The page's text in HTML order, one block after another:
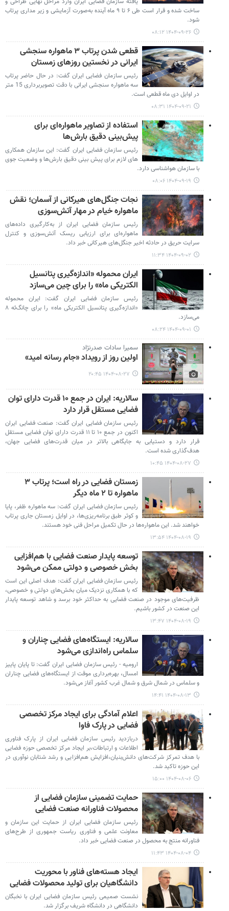
ساخت شده و قرار است طی ۶ تا ۹ ماه آینده به‌صورت آزمایشی و زیر مداری پرتاب
شود.
۱۴۰۴-۰۹-۲۶ ۰۸:۱۲
قطعی شدن پرتاب ۳ ماهواره سنجشی
ایرانی در نخستین روزهای زمستان
رئیس سازمان فضایی ایران گفت: در حال حاضر پرتاب
سه ماهواره سنجشی ایرانی با دقت تصویربرداری 15 متر
در اوایل دی ماه قطعی است.
۱۴۰۴-۰۹-۲۱ ۰۸:۳۱
استفاده از تصاویر ماهواره‌ای برای
پیش‌بینی دقیق بارش‌ها
رئیس سازمان فضایی ایران گفت: این سازمان همکاری
های لازم برای پیش بینی دقیق بارش‌ها و وضعیت جوی
با سازمان هواشناسی دارد.
۱۴۰۴-۰۹-۱۹ ۰۸:۰۶
نجات جنگل‌های هیرکانی از آسمان؛ نقش
ماهواره‌ خیام در مهار آتش‌سوزی
رئیس سازمان فضایی ایران از به‌کارگیری داده‌های
ماهواره‌ای برای ارزیابی ریسک آتش‌سوزی و کنترل
سرایت حریق در حادثه اخیر جنگل‌های هیرکانی خبر داد.
۱۴۰۴-۰۹-۰۲ ۱۱:۳۴
ایران محموله «اندازه‌گیری پتانسیل
الکتریکی ماه» را برای چین می‌سازد
رئیس سازمان فضایی ایران گفت: ایران محموله
«اندازه‌گیری پتانسیل الکتریکی ماه» را برای چانگ‌ئه ۸
می‌سازد.
۱۴۰۴-۰۹-۰۱ ۰۸:۲۴
سمیرا سادات صدرنژاد
اولین روز از رویداد «جام رسانه امید»
۱۴۰۴-۰۸-۲۷ ۲۰:۴۵
سالاریه: ایران در جمع ۱۰ قدرت دارای توان
فضایی مستقل قرار دارد
رئیس سازمان فضایی ایران گفت: صنعت فضایی ایران
اکنون در جمع ۱۰ تا ۱۱ قدرت دارای توان فضایی مستقل
قرار دارد و دستیابی به جایگاهی بالاتر در میان قدرت‌های فضایی جهان،
هدف‌گذاری شده است.
۱۴۰۴-۰۸-۲۷ ۱۰:۴۵
زمستان فضایی در راه است؛ پرتاب ۳
ماهواره تا ۲ ماه دیگر
رئیس سازمان فضایی ایران گفت: سه ماهواره ظفر، پایا
و کوثر طبق برنامه‌ریزی‌ها، در اوایل زمستان جاری پرتاب
خواهند شد. این ماهواره‌ها در حال تکمیل مراحل فنی خود هستند.
۱۴۰۴-۰۸-۱۹ ۱۳:۵۴
توسعه پایدار صنعت فضایی با هم‌افزایی
بخش خصوصی و دولتی ممکن می‌شود
رئیس سازمان فضایی ایران گفت: هدف اصلی این است
که با همکاری نزدیک میان بخش‌های دولتی و خصوصی،
ظرفیت‌های موجود در صنعت فضایی به حداکثر خود برسد و شاهد توسعه پایدار
این صنعت در کشور باشیم.
۱۴۰۴-۰۸-۱۹ ۱۳:۴۷
سالاریه: ایستگاه‌های فضایی چناران و
سلماس راه‌اندازی می‌شود
ارومیه - رئیس سازمان فضایی ایران گفت: تا پایان پاییز
امسال، بهره‌برداری موقت از ایستگاه‌های فضایی چناران
و سلماس در شمال شرق و شمال غرب کشور آغاز می‌شود.
۱۴۰۴-۰۸-۱۳ ۱۴:۴۱
اعلام آمادگی برای ایجاد مرکز تخصصی
فضایی در پارک فاوا
دربازدید رئیس سازمان فضایی ایران از پارک فناوری
اطلاعات و ارتباطات،بر ایجاد مرکز تخصصی حوزه فضایی
با هدف تمرکز شرکت‌های دانش‌بنیان،افزایش هم‌افزایی و رشد شتابان نوآوری در
این حوزه تاکید شد.
۱۴۰۴-۰۸-۰۶ ۱۵:۰۰
حمایت تضمینی سازمان فضایی از
محصولات فناورانه صنعت فضایی
رئیس سازمان فضایی ایران از حمایت این سازمان و
معاونت علمی و فناوری ریاست جمهوری از طرح‌های
فناورانه منتج به محصول در صنعت فضایی خبر داد.
۱۴۰۴-۰۸-۰۴ ۱۱:۴۳
ایجاد هسته‌های فناور با محوریت
دانشگاهیان برای تولید محصولات فضایی
نشست صمیمی رئیس سازمان فضایی ایران با نخبگان
دانشگاهی در دانشگاه شریف برگزار شد.